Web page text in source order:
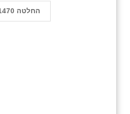
החלטה 1470